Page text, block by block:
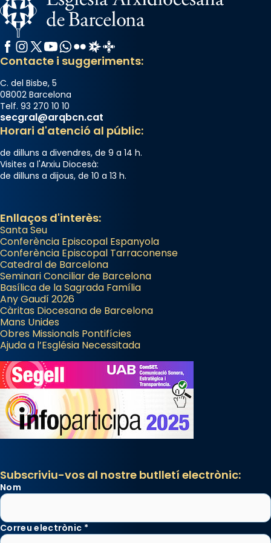
diablesses amb música i ball propis. Festa
gran a Mataró.
«Si vols saber què és calor, ves per les
Santes a Mataró»🥵.
Photo
View on Facebook
Facebook
Instagram
X / Twitter
YouTube
WhatsApp
FlickrRadio Estel
Catalunya Cristiana
Contacte i suggeriments:
C. del Bisbe, 5
08002 Barcelona
Telf. 93 270 10 10
secgral@arqbcn.cat
Horari d'atenció al públic:
de dilluns a divendres, de 9 a 14 h.
Visites a l'Arxiu Diocesà:
de dilluns a dijous, de 10 a 13 h.
Enllaços d'interès:
Santa Seu
Conferència Episcopal Espanyola
Conferència Episcopal Tarraconense
Catedral de Barcelona
Seminari Conciliar de Barcelona
Basílica de la Sagrada Família
Any Gaudí 2026
Càritas Diocesana de Barcelona
Mans Unides
Obres Missionals Pontifícies
Ajuda a l’Església Necessitada
Subscriviu-vos al nostre butlletí electrònic:
Nom
Correu electrònic *